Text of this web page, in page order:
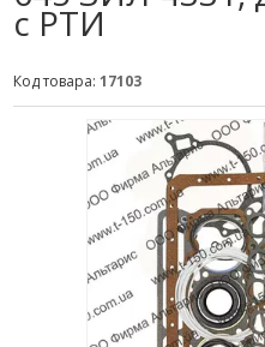
с РТИ
Код товара: 17103